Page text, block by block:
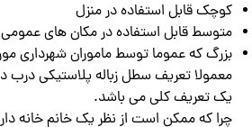
کوچک قابل استفاده در منزل
متوسط قابل استفاده در مکان های عمومی
بزرگ که عموما توسط ماموران شهرداری
معمولا تعریف سطل زباله پلاستیکی درب
یک تعریف کلی می باشد.